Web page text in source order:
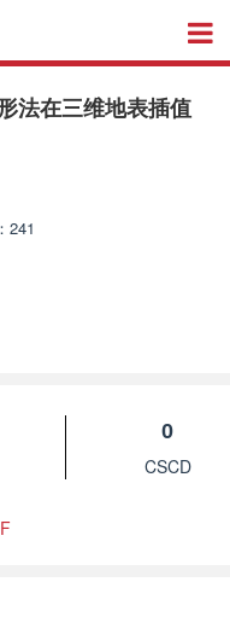
法在三维地表插值
241
0
CSCD